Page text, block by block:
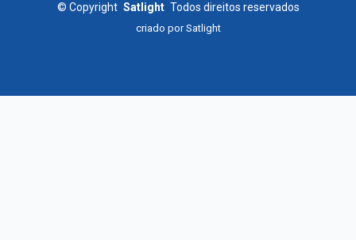
© Copyright Satlight Todos direitos reservados
criado porSatlight